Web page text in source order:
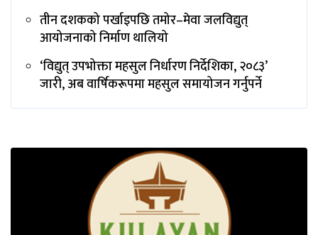
तीन दशकको पर्खाइपछि तमोर–मेवा जलविद्युत्
आयोजनाको निर्माण थालियो
‘विद्युत् उपभोक्ता महसुल निर्धारण निर्देशिका, २०८३’
जारी, अब वार्षिकरूपमा महसुल समायोजन गर्नुपर्ने